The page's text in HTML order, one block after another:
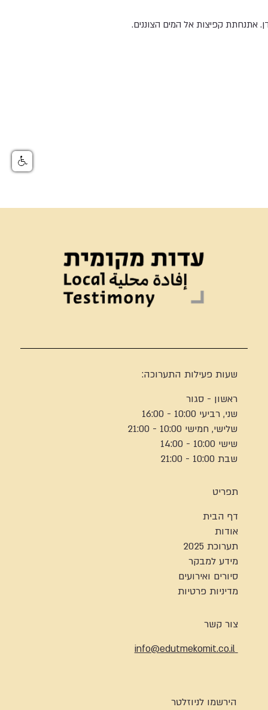
אתנחתת קפיצות אל המים הצוננים.
שעות פעילות התערוכה:
ראשון - סגור
שני, רביעי 10:00 - 16:00
שלישי, חמישי 10:00 - 21:00
שישי 10:00 - 14:00
שבת 10:00 - 21:00
תפריט
דף הבית
אודות
תערוכת 2025
מידע למבקר
סיורים ואירועים
מדיניות פרטיות
צור קשר
info@edutmekomit.co.il
הירשמו לניוזלטר